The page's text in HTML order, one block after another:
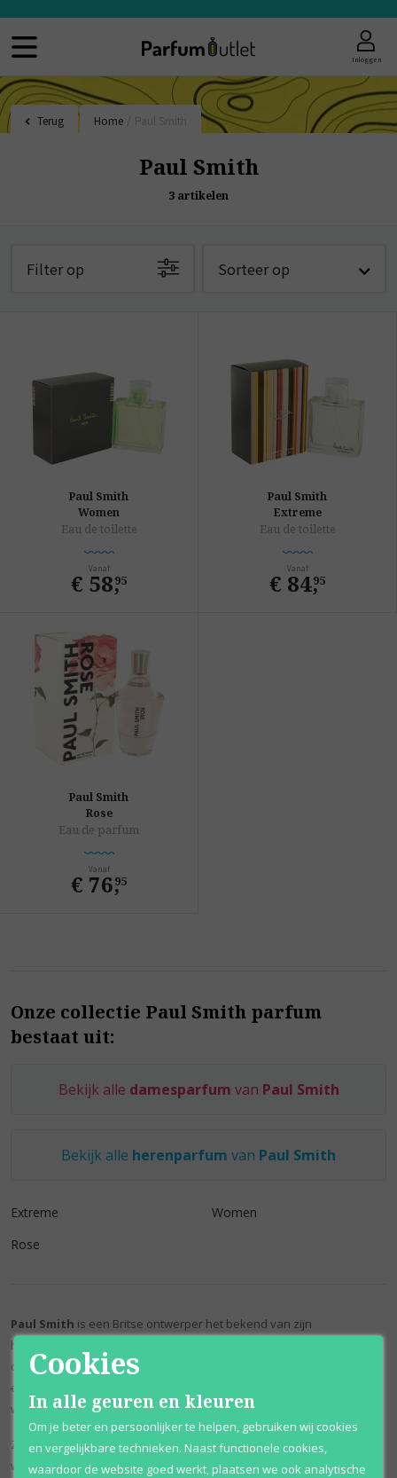
Inloggen
Terug Home
Paul Smith
3 artikelen
Filter op Sorteer op
Paul Smith
Women
Eau de toilette
Vanaf
€ 58,
95
Paul Smith
Extreme
Eau de toilette
Vanaf
€ 84,
95
Paul Smith
Rose
Eau de parfum
Vanaf
€ 76,
95
Onze collectie Paul Smith parfum
bestaat uit:
Bekijk alle damesparfum van Paul Smith
Bekijk alle herenparfum van Paul Smith
Extreme
Rose
Women
Paul Smith is een Britse ontwerper het bekend van zijn
herencollecties. De ontwerper had oorspronkelijk gehoopt op een
carrière als professioneel atleet, maar werd buitenspel gezet door
een ernstig ongeval. Vanaf toen begon hij aan een carrière in de
wereld van kunst en ideeën te overwegen.
Zijn interesse in de modewereld begon met zijn vroege
werkervaringen in een kledingzaak in zijn geboorteland Nottingham.
Cookies
In alle geuren en kleuren
Om je beter en persoonlijker te helpen, gebruiken wij cookies
en vergelijkbare technieken. Naast functionele cookies,
waardoor de website goed werkt, plaatsen we ook analytische